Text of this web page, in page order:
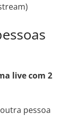
live com 2
pessoa